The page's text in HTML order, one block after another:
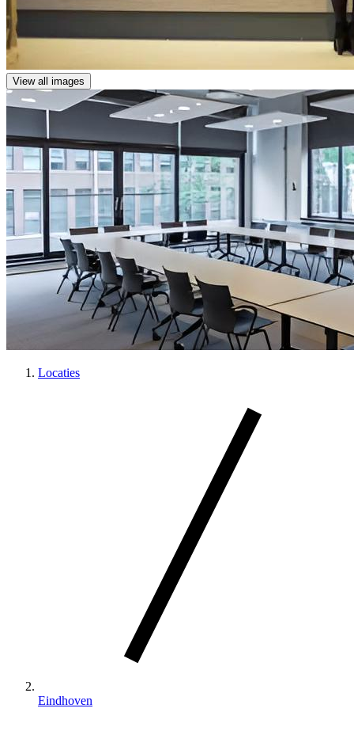
View all images
Locaties
Eindhoven